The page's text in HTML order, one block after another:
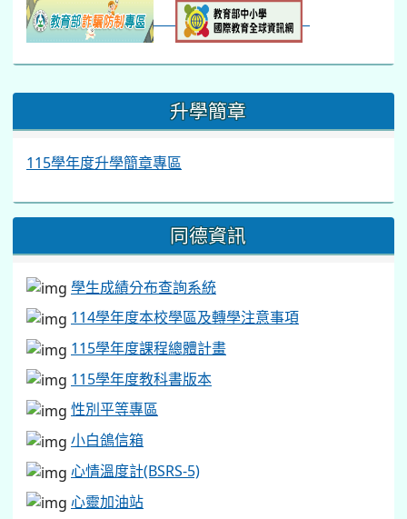
::: 升學簡章
115學年度升學簡章專區
同德資訊
學生成績分布查詢系統
114學年度本校學區及轉學注意事項
115學年度課程總體計畫
115學年度教科書版本
性別平等專區
小白鴿信箱
心情溫度計(BSRS-5)
心靈加油站